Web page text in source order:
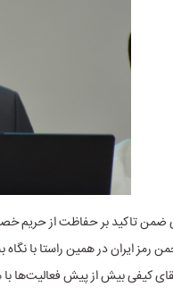
تاکید بر حفاظت از حریم
رمز ایران در همین راستا با
کیفی بیش از پیش فعالیت‌ها